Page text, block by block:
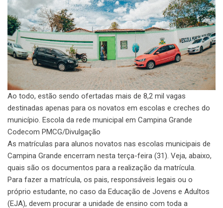
Ao todo, estão sendo ofertadas mais de 8,2 mil vagas
destinadas apenas para os novatos em escolas e creches do
município. Escola da rede municipal em Campina Grande
Codecom PMCG/Divulgação
As matrículas para alunos novatos nas escolas municipais de
Campina Grande encerram nesta terça-feira (31). Veja, abaixo,
quais são os documentos para a realização da matrícula.
Para fazer a matrícula, os pais, responsáveis legais ou o
próprio estudante, no caso da Educação de Jovens e Adultos
(EJA), devem procurar a unidade de ensino com toda a